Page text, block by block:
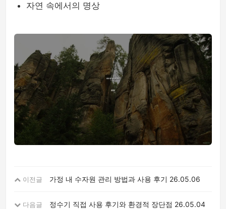
자연 속에서의 명상
이전글 가정 내 수자원 관리 방법과 사용 후기 26.05.06
다음글 정수기 직접 사용 후기와 환경적 장단점 26.05.04